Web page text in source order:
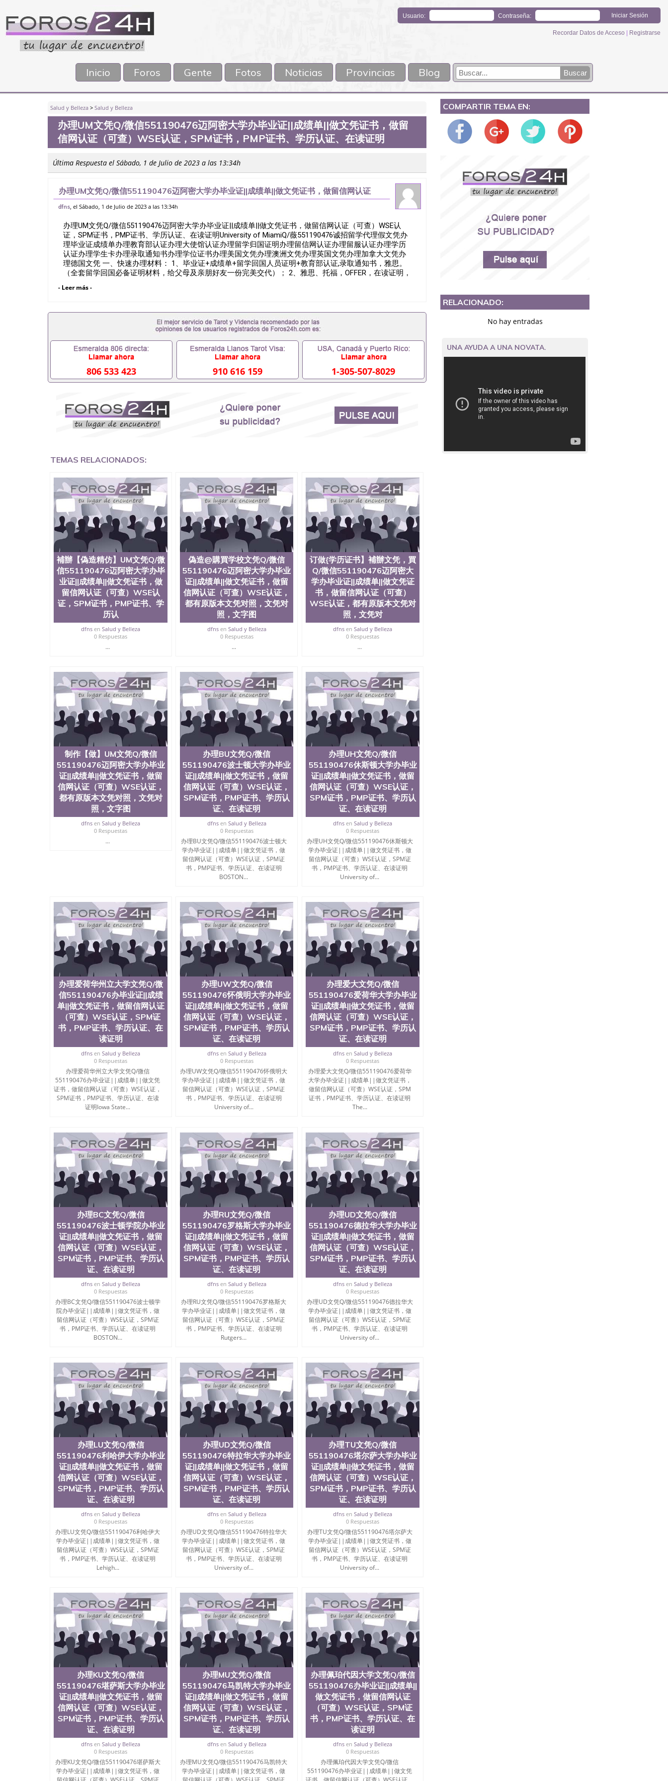
Usuario: Contraseña:
Recordar Datos de Acceso Registrarse
Inicio Foros Gente Fotos Noticias Provincias Blog
Salud y Belleza > Salud y Belleza
办理UM文凭Q/微信551190476迈阿密大学办毕业证||成绩单||做文凭证书，做留
信网认证（可查）WSE认证，SPM证书，PMP证书、学历认证、在读证明
Última Respuesta el Sábado, 1 de Julio de 2023 a las 13:34h
办理UM文凭Q/微信551190476迈阿密大学办毕业证||成绩单||做文凭证书，做留信网认证
（可查）WSE认证，SPM证书，PMP证书、学历认证、在读证明
dfns, el Sábado, 1 de Julio de 2023 a las 13:34h
办理UM文凭Q/微信551190476迈阿密大学办毕业证||成绩单||做文凭证书，做留信网认证（可查）WSE认
证，SPM证书，PMP证书、学历认证、在读证明University of MiamiQ/薇551190476诚招留学代理假文凭办
理毕业证成绩单办理教育部认证办理大使馆认证办理留学归国证明办理留信网认证办理留服认证办理学历
认证办理学生卡办理录取通知书办理学位证书办理美国文凭办理澳洲文凭办理英国文凭办理加拿大文凭办
理德国文凭 一、快速办理材料： 1、毕业证+成绩单+留学回国人员证明+教育部认证,录取通知书，雅思。
（全套留学回国必备证明材料，给父母及亲朋好友一份完美交代）； 2、雅思、托福，OFFER，在读证明，
排办理，毕业证成绩单，学校，专业，学位，毕业时间都可以根据客户要求安排。 国内找工作假的毕业证
551190476入职事业单位/国企假的毕业证会查吗551190476入职国企/事业单位需要些什么材料551190476
办理假毕业证在国内能用吗, 挂科拿不到毕业证怎么办, 毕业证丢了怎么办, 没有正常毕业怎么办理毕业证,没
毕业可以办学历认证吗,您是否因为中途辍学、挂科而没有正常毕业551190476您是否因为递交材料不齐而
被拒之门外551190476您是否因没正常毕业而导致回国得不到教育部认证在校挂科了不想读了,成绩不理想
毕不了业怎么办551190476找工作没有文凭怎么办,怎么办理本科/研究生文凭551190476如何办理本科/硕士
毕业证551190476网上买文凭可靠吗551190476哪里可以买国外文凭551190476国外本科毕业证怎么办理
551190476国外大学文凭可以打工作吗551190476怎么办理 外假毕业证551190476哪里可以制作美国毕业证
551190476哪里可以办理澳洲毕业证551190476留学生在哪里可以买假毕业证551190476哪里可以办理加拿
何拿到国外毕业证QQ微信551190476办假大学毕业证QQ微信551190476国外毕业证去哪认证QQ微信
551190476找毕业证封皮QQ微信551190476国外毕业证外壳定制QQ微信551190476快速代办国外毕业证QQ
微信551190476快速拿到国外文凭QQ微信551190476国外留学文凭认证QQ微信551190476国外文凭回国认
国外文凭质量QQ微信551190476国外本科毕业证怎么办理QQ微信551190476国外大学文凭真制作QQ微信
格QQ微信551190476国外编号查询QQ微信551190476办理国外文凭要交定金吗QQ微信551190476办国外可
查文凭QQ微信551190476网上购买真文凭可信吗QQ微信551190476学士学位证书查询机构QQ微信
551190476 国外资格证书办理QQ微信551190476如何办理学历认证QQ微信551190476海外文凭认证办理QQ
微信551190476 圣何塞州立大学（San Jose State University, 又译为“圣荷西州立大学”）成立于1857年，简
称SJSU，是加州历史悠久的大学之一，也是美西地区的公立大学之一。位于圣何塞市San Jose中心，占地
154公顷。它是一所位于加利福尼亚州的著名综合性公立大学，它以极高的就业率，全美名列前茅的毕业薪
资，浓厚的多元化学术氛围，杰出的本科教育质量，被《福克斯》杂志评选为全美50强公立综合性大学，
每年有来自世界各地的成百上千的海外学生前往求学。 至今，这是一所在世界上享有学术地位、声誉、实
习机会和影响力的高等教育机构，并获誉为美国本科教育质量的核心代表。其计算机系与会计系更是在当
今美国大学教学排名中表现优异。其毕业生大多可以在其所处地域的世界硅谷中心得到工作机会。许多硅
谷公司甚至在学生大三和大四的学期提供许多相应科系的实习机会。无论是加州大学系统(UC)，还是加州
州立大学系统(CSU), 圣何塞州立大学都占据着加州所有大学中的地理位置。 圣何塞州立大学座落于硅谷
(Silicon Valley), 于附近的旧金山-圣何塞地区为全美的重要科技中心。约有学生三万人，超过134种学士学
科和65个硕士学科，并有来自世界60余国的学生来此就读。其有名的科系如计算机科学，电子工程学，工
商管理学，艺术设计，和航空学等，深受性肯定及好评；而各种大学部和研究所的商学课程也吸引了众多
不同国家的专业人士前来研究与学习。 二、办理流程： 1、收集客户办理信息； 2、客户付定金下单； 3、
公司确认到账转制作点做电子图； 4、电子图做好发给客户确认； 5、电子图确认好转成品部做成品； 6、
成品做好拍照或者视频确认再付余款； 7、快递给客户（国内顺丰，国外DHL）。 三、真实网上可查的证
明材料 1、教育部学历学位认证，留服真实存档可查，存档。 2、留学回国人员证明（使馆认证），使馆网
工程与科学学院、人文学院、护理学院、科学学院等。学校的教育学院排名在全美前十名，工学院排名在
前十五名，且继续攀升中。纽约大学为学生们提供本科、硕士及博士学位。学校的专业课程包括：会计
学、MBA、财务、教育、建筑工程、经济、医学、护理、文学、音乐、生物学、统计学、美术、电子工
程、天文学、农业、环境污染控制、历史、电气工程、生物工程、建筑设计、工商管理、材料科学、机械
工程、航天工程、土木工程、数学、化学、英语、社会科学、心理学、戏剧、市场营销、机械工程、计算
机科学、物理学、人工智能、商科、金融专业 1、客户提供相关材料，确定客户办理信息，给出操作方
案； 2、补充毕业证成绩单等相关材料； 3、留服注册申请账号，付定金； 4、预约递交时间，公司人员陪
同客户本人一起去留服递交材料； 5、等待结果，完成结果书留服直接邮寄给客户 6、客户确认收到结果，
付余款。 我们对海外大学及学院的毕业证成绩单所使用的材料，尺寸大小，防伪结构（包括：水印，阴影
底纹，钢印LOGO烫金烫银，LOGO烫金烫银复合重叠。 文字图案浮雕，激光镭射，紫外荧光，温感，复印
防伪）都有原版本文凭对照。质量得到了广大海外客户群体的认可，同时和海外学校留学中介， 同时能做
到与时俱进，及时掌握各大院校的（毕业证，成绩单，资格证，学生卡，结业证，录取通知书，在读证明
等相关材料）的版本更新信息， 能够在时间掌握的海外学历文凭的样版，尺寸大小，纸张材质，防伪技术
等等，并在时间收集到原版实物，以求达到客户的需求。 我们的优势： 我们在保证合理定价的同时，坚持
较高性价比，通过品质和效率不断优化，为您倾情诠释什么是高性价比。 咨询顾问：Sam q/微
信:551190476 Q/微信:551190476办理毕业证成绩单、教育部认证,录取通知书，雅思，留学回国证明.
公司专业制作、办理、仿制、成绩单文凭、改成绩、教育部学历学位认证、毕业证、成绩单、文凭、学历
文凭、假文凭假毕业证假学历书制作、假制作、办理、仿制学位证书、毕业证文凭、文凭毕业证、毕业证
认证、留服认证、使馆认证、使馆证明、使馆留学回国人员证明、留学生认证、学历认证、文凭认证学位
认证、留学生学历认证、留学生学位认证、英国文凭学历、美国文凭学历、澳洲文凭学历、加拿大文凭学
历、新西兰学历认证等q:551190476 微信：551190476 圣何塞州立大学毕业证（San Jose State
University）圣何塞州立大学成绩单（San Jose State University）成绩单圣何塞州立大学文凭（San Jose
State University）圣何塞州立大学（San Jose State University）圣何塞州立大学（San Jose State
University）圣何塞州立大学（ San Jose State University）圣何塞州立大学（San Jose State University）
圣何塞州立大学文凭（San Jose State University）圣何塞州立大学文凭（San Jose State University）文凭
圣何塞州立大学文凭（San Jose State University）圣何塞州立大学学历（ San Jose State University）圣何
塞州立大学学历（San Jose State University）圣何塞州立大学学历（San Jose State University）圣 塞州立
大学学历（San Jose State University）圣何塞州立大学（San Jose State University）圣何塞州立大学
（San Jose State University）圣何塞州立大学（San Jose State University）圣何塞州立大学（San Jose
State University）圣何塞州立大学学位证（San Jose State University）圣何塞州立大学学位证（San Jose
State University）圣何塞州立大学学位证（San Jose State University）圣何塞州立大学（San Jose State
University）圣何塞州立大学（San Jose State University）圣何塞州立大学（San Jose State University）圣
何塞州立大学（San Jose State University）圣何塞州立大学学位证（San Jose State University）圣何塞州
立大学学位证（San Jose State University）圣何塞州立大学结业证（San Jose State University）圣何塞州
立大学结业证（San Jose State University）圣何塞州立大学结业证（San Jose State University）圣何塞州
立大学学位证（San Jose State University）圣何塞州立大学学位证（San Jose State University）圣何塞州
立大学学历证书（San Jose State University）圣何塞州立大学学历证书（San Jose State University）圣何
塞州立大学学历证书（San Jose State University）澳洲读书未毕业找人做文凭学位qq微信551190476澳洲
读CQU中央昆士兰大学学历 绩单购买学位证书/澳洲读本科硕士做文凭/购买澳洲大学毕业证成绩单假文凭
学历offieUniversityofSouthernQueensland 澳洲读书未毕业找人做文凭学位qq微信551190476澳洲读CQU中
央昆士兰大学学历成绩单购买学位证书/澳洲读本科硕士做文凭/购买澳洲大学毕业证成绩单假文凭学历办
理UM文凭Q/微信551190476迈阿密大学办毕业证||成绩单||做文凭证书，做留信网认证（可查）WSE认证，
SPM证书，PMP证书、学历认证、在读证明University of Miami
- Leer más -
806 533 423 910 616 159 1-305-507-8029
TEMAS RELACIONADOS:
補辦【偽造精仿】UM文凭Q/微
信551190476迈阿密大学办毕
业证||成绩单||做文凭证书，做
留信网认证（可查）WSE认
证，SPM证书，PMP证书、学
历认
dfns enSalud y Belleza
0 Respuestas
...
偽造@購買学校文凭Q/微信
551190476迈阿密大学办毕业
证||成绩单||做文凭证书，做留
信网认证（可查）WSE认证，
都有原版本文凭对照，文凭对
照，文字图
dfnsen Salud y Belleza
0 Respuestas
...
订做{学历证书】補辦文凭，買
Q/微信551190476迈阿密大
学办毕业证||成绩单||做文凭证
书，做留信网认证（可查）
WSE认证，都有原版本文凭对
照，文凭对
dfns enSalud y Belleza
0 Respuestas
...
制作【做】UM文凭Q/微信
551190476迈阿密大学办毕业
证||成绩单||做文凭证书，做留
信网认证（可查）WSE认证，
都有原版本文凭对照，文凭对
照，文字图
dfns enSalud y Belleza
0 Respuestas
...
办理BU文凭Q/微信
551190476波士顿大学办毕业
证||成绩单||做文凭证书，做留
信网认证（可查）WSE认证，
SPM证书，PMP证书、学历认
证、在读证明
dfnsen Salud y Belleza
0 Respuestas
办理BU文凭Q/微信551190476波士顿大
学办毕业证||成绩单||做文凭证书，做
留信网认证（可查）WSE认证，SPM证
书，PMP证书、学历认证、在读证明
BOSTON...
办理UH文凭Q/微信
551190476休斯顿大学办毕业
证||成绩单||做文凭证书，做留
信网认证（可查）WSE认证，
SPM证书，PMP证书、学历认
证、在读证明
dfns enSalud y Belleza
0 Respuestas
办理UH文凭Q/微信551190476休斯顿大
学办毕业证||成绩单||做文凭证书，做
留信网认证（可查）WSE认证，SPM证
书，PMP证书、学历认证、在读证明
University of...
办理爱荷华州立大学文凭Q/微
信551190476办毕业证||成绩
单||做文凭证书，做留信网认证
（可查）WSE认证，SPM证
书，PMP证书、学历认证、在
读证明
dfns enSalud y Belleza
0 Respuestas
办理爱荷华州立大学文凭Q/微信
551190476办毕业证||成绩单||做文凭
证书，做留信网认证（可查）WSE认证，
SPM证书，PMP证书、学历认证、在读
证明Iowa State...
办理UW文凭Q/微信
551190476怀俄明大学办毕业
证||成绩单||做文凭证书，做留
信网认证（可查）WSE认证，
SPM证书，PMP证书、学历认
证、在读证明
dfnsen Salud y Belleza
0 Respuestas
办理UW文凭Q/微信551190476怀俄明大
学办毕业证||成绩单||做文凭证书，做
留信网认证（可查）WSE认证，SPM证
书，PMP证书、学历认证、在读证明
University of...
办理爱大文凭Q/微信
551190476爱荷华大学办毕业
证||成绩单||做文凭证书，做留
信网认证（可查）WSE认证，
SPM证书，PMP证书、学历认
证、在读证明
dfns enSalud y Belleza
0 Respuestas
办理爱大文凭Q/微信551190476爱荷华
大学办毕业证||成绩单||做文凭证书，
做留信网认证（可查）WSE认证，SPM
证书，PMP证书、学历认证、在读证明
The...
办理BC文凭Q/微信
551190476波士顿学院办毕业
证||成绩单||做文凭证书，做留
信网认证（可查）WSE认证，
SPM证书，PMP证书、学历认
证、在读证明
dfns enSalud y Belleza
0 Respuestas
办理BC文凭Q/微信551190476波士顿学
院办毕业证||成绩单||做文凭证书，做
留信网认证（可查）WSE认证，SPM证
书，PMP证书、学历认证、在读证明
BOSTON...
办理RU文凭Q/微信
551190476罗格斯大学办毕业
证||成绩单||做文凭证书，做留
信网认证（可查）WSE认证，
SPM证书，PMP证书、学历认
证、在读证明
dfnsen Salud y Belleza
0 Respuestas
办理RU文凭Q/微信551190476罗格斯大
学办毕业证||成绩单||做文凭证书，做
留信网认证（可查）WSE认证，SPM证
书，PMP证书、学历认证、在读证明
Rutgers...
办理UD文凭Q/微信
551190476德拉华大学办毕业
证||成绩单||做文凭证书，做留
信网认证（可查）WSE认证，
SPM证书，PMP证书、学历认
证、在读证明
dfns enSalud y Belleza
0 Respuestas
办理UD文凭Q/微信551190476德拉华大
学办毕业证||成绩单||做文凭证书，做
留信网认证（可查）WSE认证，SPM证
书，PMP证书、学历认证、在读证明
University of...
办理LU文凭Q/微信
551190476利哈伊大学办毕业
证||成绩单||做文凭证书，做留
信网认证（可查）WSE认证，
SPM证书，PMP证书、学历认
证、在读证明
dfns enSalud y Belleza
0 Respuestas
办理LU文凭Q/微信551190476利哈伊大
学办毕业证||成绩单||做文凭证书，做
留信网认证（可查）WSE认证，SPM证
书，PMP证书、学历认证、在读证明
Lehigh...
办理UD文凭Q/微信
551190476特拉华大学办毕业
证||成绩单||做文凭证书，做留
信网认证（可查）WSE认证，
SPM证书，PMP证书、学历认
证、在读证明
dfnsen Salud y Belleza
0 Respuestas
办理UD文凭Q/微信551190476特拉华大
学办毕业证||成绩单||做文凭证书，做
留信网认证（可查）WSE认证，SPM证
书，PMP证书、学历认证、在读证明
University of...
办理TU文凭Q/微信
551190476塔尔萨大学办毕业
证||成绩单||做文凭证书，做留
信网认证（可查）WSE认证，
SPM证书，PMP证书、学历认
证、在读证明
dfns enSalud y Belleza
0 Respuestas
办理TU文凭Q/微信551190476塔尔萨大
学办毕业证||成绩单||做文凭证书，做
留信网认证（可查）WSE认证，SPM证
书，PMP证书、学历认证、在读证明
University of...
办理KU文凭Q/微信
551190476堪萨斯大学办毕业
证||成绩单||做文凭证书，做留
信网认证（可查）WSE认证，
SPM证书，PMP证书、学历认
证、在读证明
dfns enSalud y Belleza
0 Respuestas
办理KU文凭Q/微信551190476堪萨斯大
学办毕业证||成绩单||做文凭证书，做
办理MU文凭Q/微信
551190476马凯特大学办毕业
证||成绩单||做文凭证书，做留
信网认证（可查）WSE认证，
SPM证书，PMP证书、学历认
证、在读证明
dfnsen Salud y Belleza
0 Respuestas
办理MU文凭Q/微信551190476马凯特大
学办毕业证||成绩单||做文凭证书，做
办理佩珀代因大学文凭Q/微信
551190476办毕业证||成绩单||
做文凭证书，做留信网认证
（可查）WSE认证，SPM证
书，PMP证书、学历认证、在
读证明
dfns enSalud y Belleza
0 Respuestas
办理佩珀代因大学文凭Q/微信
551190476办毕业证||成绩单||做文凭
COMPARTIR TEMA EN:
RELACIONADO:
No hay entradas
UNA AYUDA A UNA NOVATA.